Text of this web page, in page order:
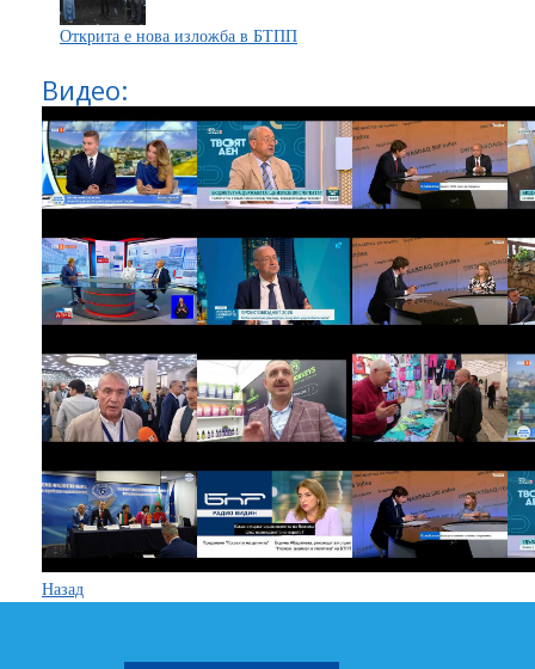
Открита е нова изложба в БТПП
Видео:
Назад